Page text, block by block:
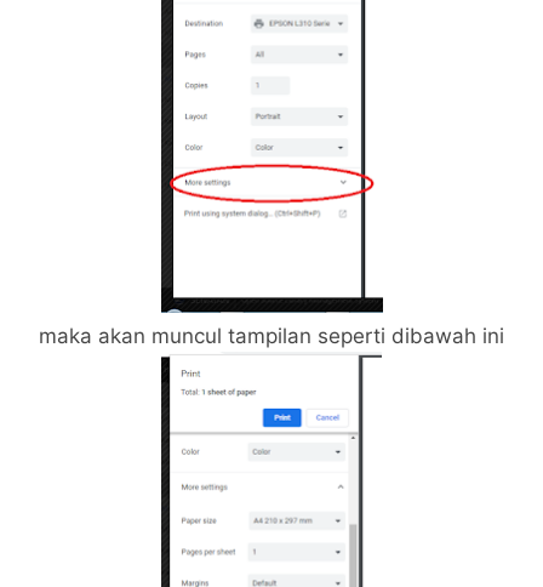
maka akan muncul tampilan seperti dibawah ini